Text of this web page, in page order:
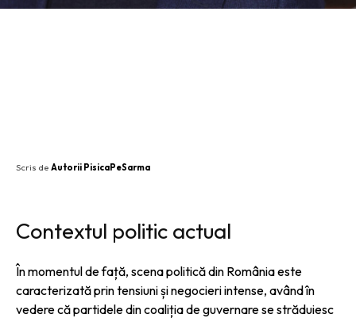
Scris de Autorii PisicaPeSarma
Contextul politic actual
În momentul de față, scena politică din România este
caracterizată prin tensiuni și negocieri intense, având în
vedere că partidele din coaliția de guvernare se străduiesc